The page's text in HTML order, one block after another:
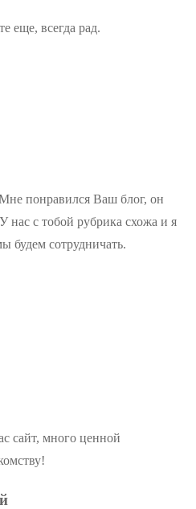
еще, всегда рад.
понравился Ваш блог, он
нас с тобой рубрика схожа и я
будем сотрудничать.
сайт, много ценной